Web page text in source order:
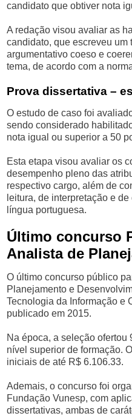
candidato que obtiver nota
A redação visou avaliar as
candidato, que escreveu um
argumentativo coeso e
tema, de acordo com a
Prova dissertativa –
O estudo de caso foi
sendo considerado
nota igual ou superior a 50
Esta etapa visou avaliar os
desempenho pleno das
respectivo cargo, além de
leitura, de interpretação e
língua portuguesa.
Último concurso
Analista de
O último concurso público
Planejamento e
Tecnologia da Informação e
publicado em 2015.
Na época, a seleção
nível superior de formação.
iniciais de até R$ 6.106.33.
Ademais, o concurso foi
Fundação Vunesp, com
dissertativas, ambas de